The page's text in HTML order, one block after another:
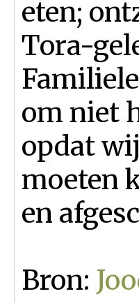
eten;
Tora-
om niet
opdat
moeten
en
Bron: